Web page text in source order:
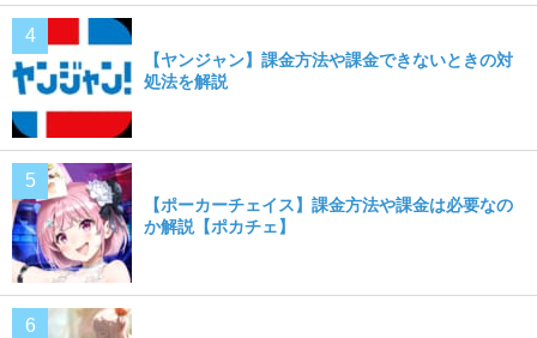
【ヤンジャン】課金方法や課金できないときの対
処法を解説
【ポーカーチェイス】課金方法や課金は必要なの
か解説【ポカチェ】